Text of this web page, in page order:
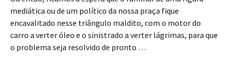
mediática ou de um político da nossa praça fique
encavalitado nesse triângulo maldito, com o motor do
carro a verter óleo e o sinistrado a verter lágrimas, para que
o problema seja resolvido de pronto …